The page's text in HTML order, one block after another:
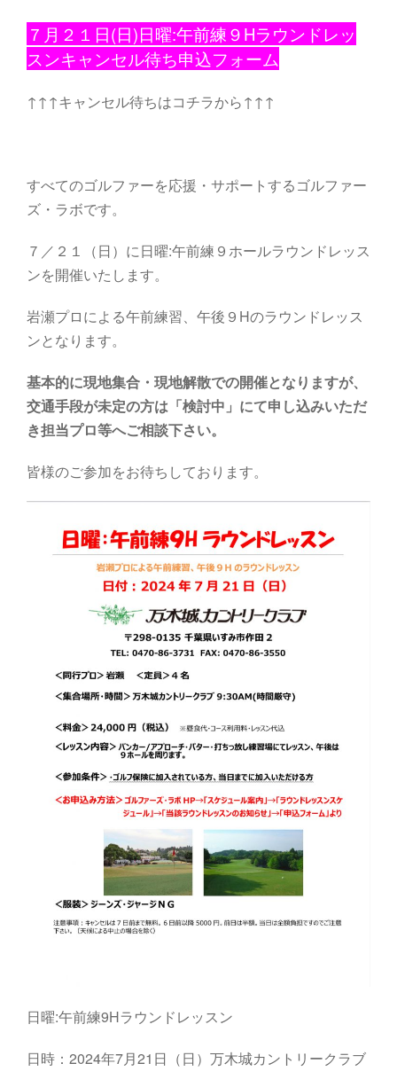
７月２１日(日)日曜:午前練９Hラウンドレッ
スンキャンセル待ち申込フォーム
↑↑↑キャンセル待ちはコチラから↑↑↑
すべてのゴルファーを応援・サポートするゴルファー
ズ・ラボです。
７／２１（日）に日曜:午前練９ホールラウンドレッス
ンを開催いたします。
岩瀬プロによる午前練習、午後９Hのラウンドレッス
ンとなります。
基本的に現地集合・現地解散での開催となりますが、
交通手段が未定の方は「検討中」にて申し込みいただ
き担当プロ等へご相談下さい。
皆様のご参加をお待ちしております。
日曜:午前練9Hラウンドレッスン
日時：2024年7月21日（日）万木城カントリークラブ